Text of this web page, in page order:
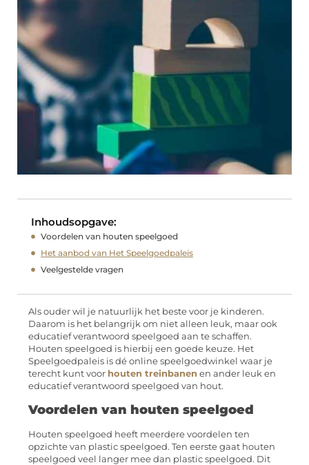
Inhoudsopgave:
Voordelen van houten speelgoed
Het aanbod van Het Speelgoedpaleis
Veelgestelde vragen
Als ouder wil je natuurlijk het beste voor je kinderen.
Daarom is het belangrijk om niet alleen leuk, maar ook
educatief verantwoord speelgoed aan te schaffen.
Houten speelgoed is hierbij een goede keuze. Het
Speelgoedpaleis is dé online speelgoedwinkel waar je
terecht kunt voor houten treinbanen en ander leuk en
educatief verantwoord speelgoed van hout.
Voordelen van houten speelgoed
Houten speelgoed heeft meerdere voordelen ten
opzichte van plastic speelgoed. Ten eerste gaat houten
speelgoed veel langer mee dan plastic speelgoed. Dit